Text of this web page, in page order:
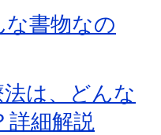
書物なの
は、どんな
詳細解説